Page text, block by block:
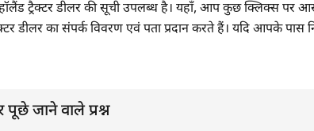
ट्रैक्टर डीलर की सूची उपलब्ध है। यहाँ, आप कुछ क्लिक्स पर
डीलर का संपर्क विवरण एवं पता प्रदान करते हैं। यदि आपके
पूछे जाने वाले प्रश्न